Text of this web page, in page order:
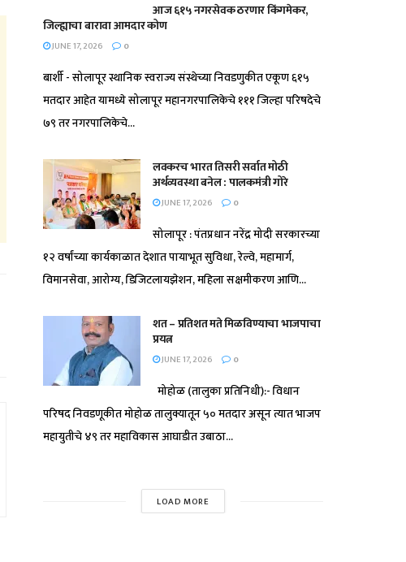
आज ६१५ नगरसेवक ठरणार किंगमेकर,
जिल्ह्याचा बारावा आमदार कोण
JUNE 17, 2026 0
बार्शी - सोलापूर स्थानिक स्वराज्य संस्थेच्या निवडणुकीत एकूण ६१५
मतदार आहेत यामध्ये सोलापूर महानगरपालिकेचे १११ जिल्हा परिषदेचे
७९ तर नगरपालिकेचे...
लवकरच भारत तिसरी सर्वात मोठी
अर्थव्यवस्था बनेल : पालकमंत्री गोरे
JUNE 17, 2026 0
सोलापूर : पंतप्रधान नरेंद्र मोदी सरकारच्या
१२ वर्षांच्या कार्यकाळात देशात पायाभूत सुविधा, रेल्वे, महामार्ग,
विमानसेवा, आरोग्य, डिजिटलायझेशन, महिला सक्षमीकरण आणि...
शत – प्रतिशत मते मिळविण्याचा भाजपाचा
प्रयत्न
JUNE 17, 2026 0
मोहोळ (तालुका प्रतिनिधी):- विधान
परिषद निवडणूकीत मोहोळ तालुक्यातून ५० मतदार असून त्यात भाजप
महायुतीचे ४९ तर महाविकास आघाडीत उबाठा...
LOAD MORE